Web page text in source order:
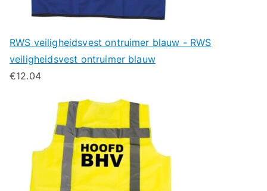
RWS veiligheidsvest ontruimer blauw - RWS
veiligheidsvest ontruimer blauw
€12.04